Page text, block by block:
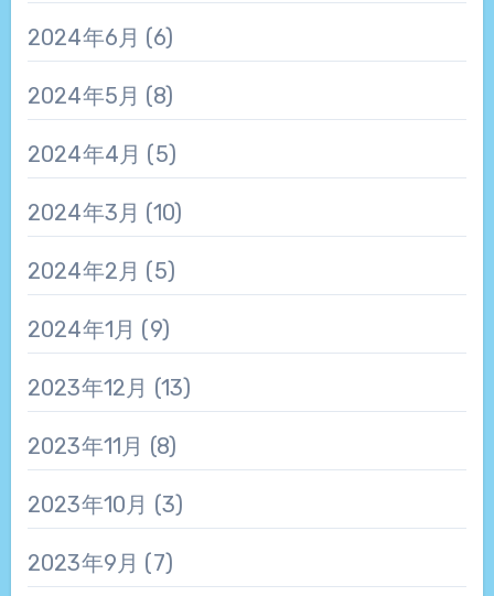
2024年6月 (6)
2024年5月 (8)
2024年4月 (5)
2024年3月 (10)
2024年2月 (5)
2024年1月 (9)
2023年12月 (13)
2023年11月 (8)
2023年10月 (3)
2023年9月 (7)